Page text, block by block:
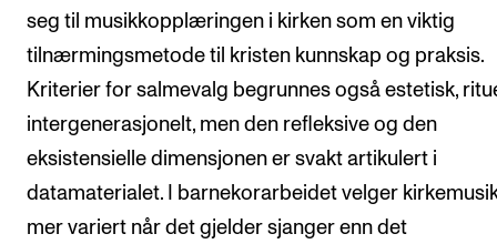
seg til musikkopplæringen i kirken som en viktig
tilnærmingsmetode til kristen kunnskap og praksis.
Kriterier for salmevalg begrunnes også estetisk,
intergenerasjonelt, men den refleksive og den
eksistensielle dimensjonen er svakt artikulert i
datamaterialet. I barnekorarbeidet velger
mer variert når det gjelder sjanger enn det